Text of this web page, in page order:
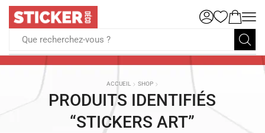
Que recherchez-vous ?
ACCUEIL SHOP
PRODUITS IDENTIFIÉS
“STICKERS ART”